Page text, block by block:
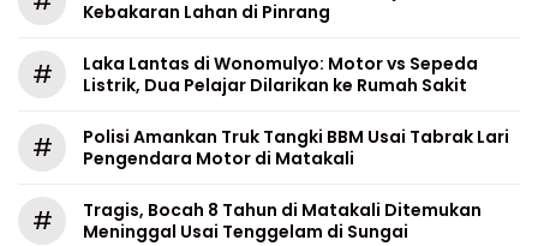
Kebakaran Lahan di Pinrang
#
Laka Lantas di Wonomulyo: Motor vs Sepeda
Listrik, Dua Pelajar Dilarikan ke Rumah Sakit
#
Polisi Amankan Truk Tangki BBM Usai Tabrak Lari
Pengendara Motor di Matakali
#
Tragis, Bocah 8 Tahun di Matakali Ditemukan
Meninggal Usai Tenggelam di Sungai